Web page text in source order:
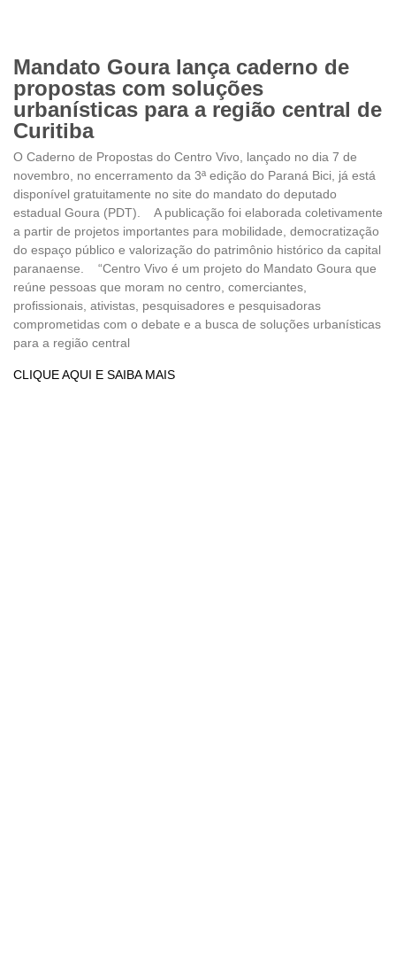
Mandato Goura lança caderno de
propostas com soluções
urbanísticas para a região central de
Curitiba
O Caderno de Propostas do Centro Vivo, lançado no dia 7 de
novembro, no encerramento da 3ª edição do Paraná Bici, já está
disponível gratuitamente no site do mandato do deputado
estadual Goura (PDT). A publicação foi elaborada coletivamente
a partir de projetos importantes para mobilidade, democratização
do espaço público e valorização do patrimônio histórico da capital
paranaense. “Centro Vivo é um projeto do Mandato Goura que
reúne pessoas que moram no centro, comerciantes,
profissionais, ativistas, pesquisadores e pesquisadoras
comprometidas com o debate e a busca de soluções urbanísticas
para a região central
CLIQUE AQUI E SAIBA MAIS